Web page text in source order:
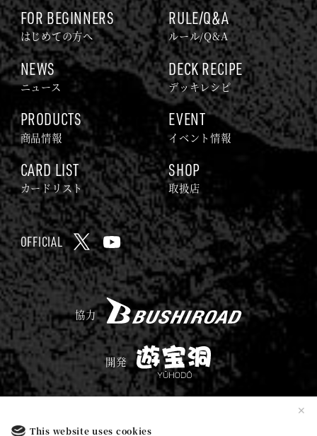
This website uses cookies
✕
ム
｜
G
O
L
L
A
C
A
R
D
G
A
M
E
e
b
o
o
k
E
FOR BEGINNERS
はじめての方へ
NEWS
ニュース
PRODUCTS
商品情報
CARD LIST
カードリスト
RULE/Q&A
ルール/Q&A
DECK RECIPE
デッキレシピ
EVENT
イベント情報
SHOP
取扱店
OFFICIAL
X
Y
u
T
u
b
e
C
a
協力
B
U
S
H
I
開発
遊
宝
洞
プライバシーポリシー